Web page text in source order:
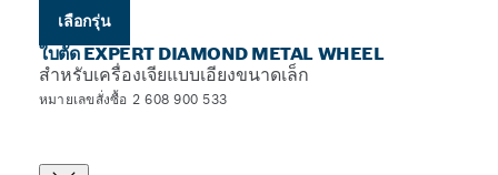
เลือกรุ่น
ใบตัด EXPERT DIAMOND METAL WHEEL
สำหรับเครื่องเจียแบบเอียงขนาดเล็ก
หมายเลขสั่งซื้อ 2 608 900 533